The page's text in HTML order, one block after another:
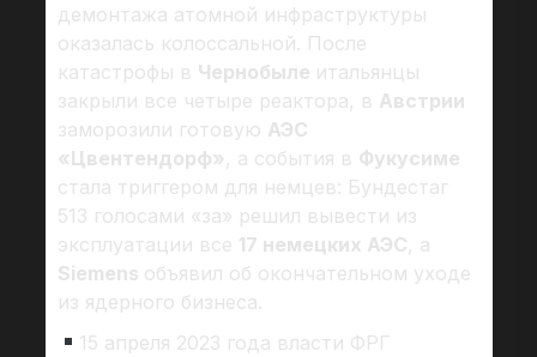
демонтажа атомной инфраструктуры
оказалась колоссальной. После
катастрофы в Чернобыле итальянцы
закрыли все четыре реактора, в Австрии
заморозили готовую АЭС
«Цвентендорф» , а события в Фукусиме
стала триггером для немцев: Бундестаг
513 голосами «за» решил вывести из
эксплуатации все 17 немецких АЭС, а
Siemens объявил об окончательном уходе
из ядерного бизнеса.
15 апреля 2023 года власти ФРГ